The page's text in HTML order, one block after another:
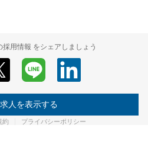
人を表示する
用情報 をシェアしましょう
の採用情報
約
プライバシーポリシー